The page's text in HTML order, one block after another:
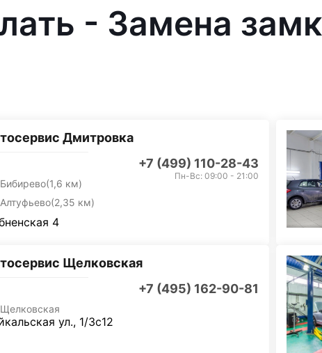
- Замена
Дмитровка
+7 (499) 110-28-43
Бибирево(1,6 км)
Алтуфьево(2,35 км)
Пн-Вс: 09:00 - 21:00
4
Щелковская
+7 (495) 162-90-81
Щелковская
ул., 1/3с12